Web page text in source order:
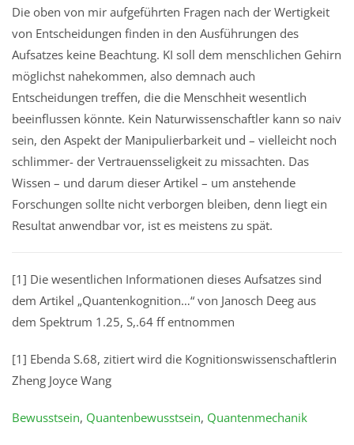
Die oben von mir aufgeführten Fragen nach der Wertigkeit
von Entscheidungen finden in den Ausführungen des
Aufsatzes keine Beachtung. KI soll dem menschlichen Gehirn
möglichst nahekommen, also demnach auch
Entscheidungen treffen, die die Menschheit wesentlich
beeinflussen könnte. Kein Naturwissenschaftler kann so naiv
sein, den Aspekt der Manipulierbarkeit und – vielleicht noch
schlimmer- der Vertrauensseligkeit zu missachten. Das
Wissen – und darum dieser Artikel – um anstehende
Forschungen sollte nicht verborgen bleiben, denn liegt ein
Resultat anwendbar vor, ist es meistens zu spät.
[1] Die wesentlichen Informationen dieses Aufsatzes sind
dem Artikel „Quantenkognition…“ von Janosch Deeg aus
dem Spektrum 1.25, S,.64 ff entnommen
[1] Ebenda S.68, zitiert wird die Kognitionswissenschaftlerin
Zheng Joyce Wang
Bewusstsein, Quantenbewusstsein, Quantenmechanik